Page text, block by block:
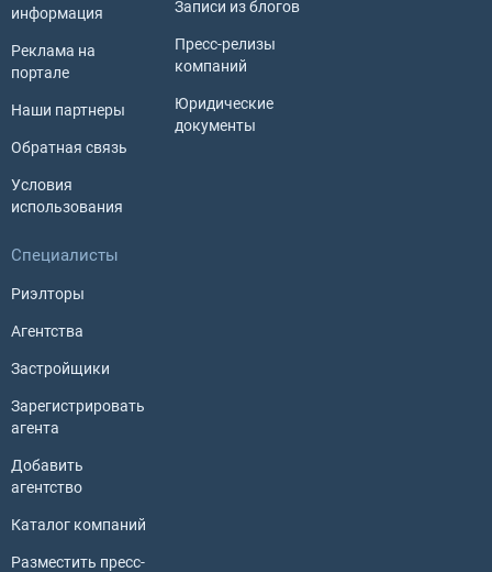
информация
Реклама на
портале
Наши партнеры
Обратная связь
Условия
использования
Записи из блогов
Пресс-релизы
компаний
Юридические
документы
Специалисты
Риэлторы
Агентства
Застройщики
Зарегистрировать
агента
Добавить
агентство
Каталог компаний
Разместить пресс-